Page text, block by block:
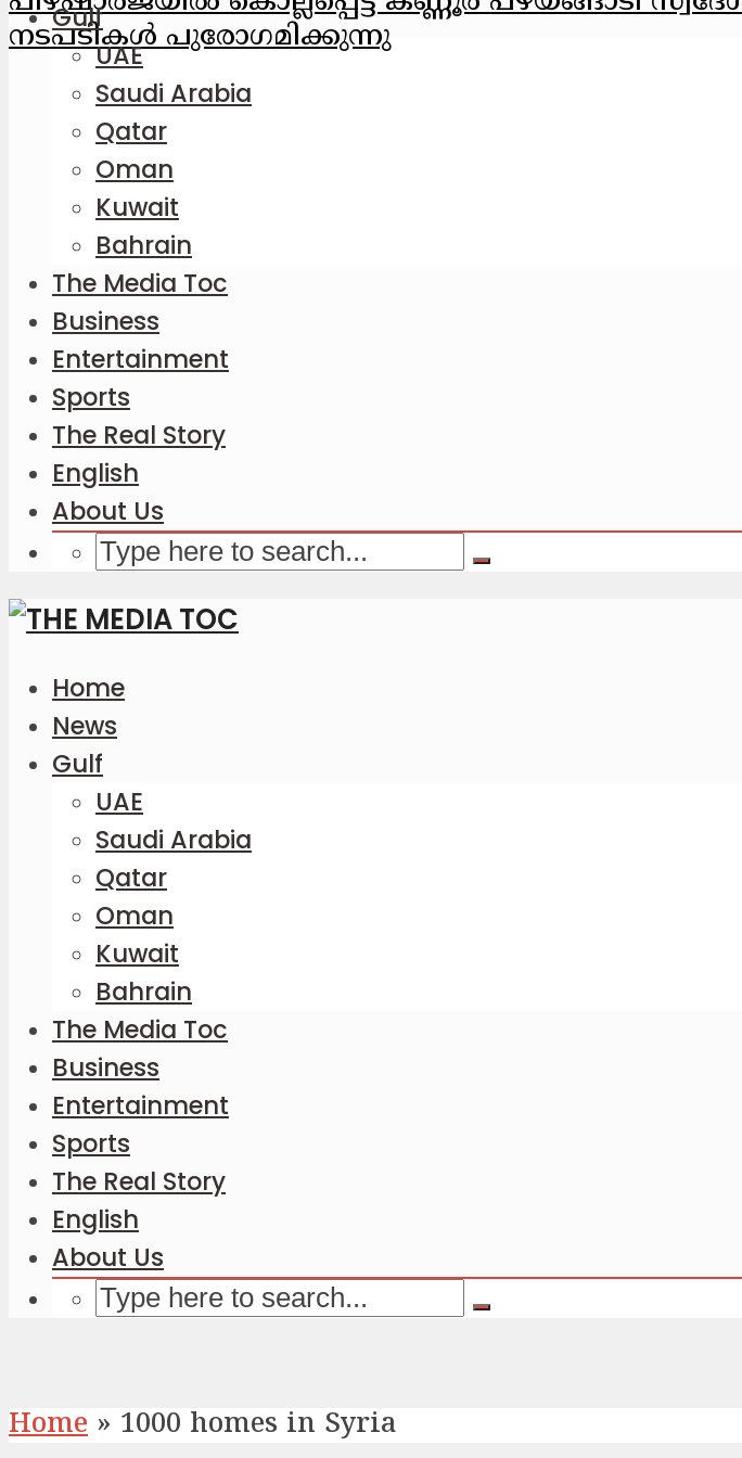
നടപടികള്‍ പുരോഗമിക്കുന്നു
Gulf
UAE
Saudi Arabia
Qatar
Oman
Kuwait
Bahrain
The Media Toc
Business
Entertainment
Sports
The Real Story
English
About Us
Home
News
Gulf
UAE
Saudi Arabia
Qatar
Oman
Kuwait
Bahrain
The Media Toc
Business
Entertainment
Sports
The Real Story
English
About Us
Home » 1000 homes in Syria